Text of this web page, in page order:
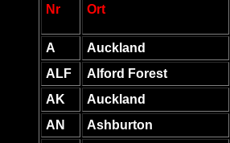
Nr Ort
A
Auckland
ALF
Alford Forest
AK
Auckland
AN
Ashburton